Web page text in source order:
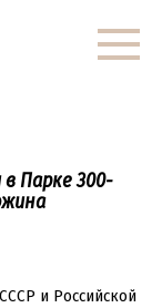
Парке 300-
и Российской